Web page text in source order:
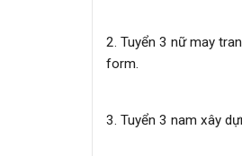
2. Tuyển 3 nữ may
form.
3. Tuyển 3 nam xây